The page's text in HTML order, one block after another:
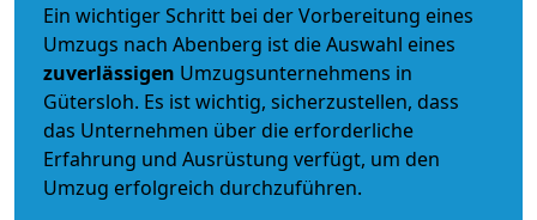
Ein wichtiger Schritt bei der Vorbereitung eines
Umzugs nach Abenberg ist die Auswahl eines
zuverlässigen Umzugsunternehmens in
Gütersloh. Es ist wichtig, sicherzustellen, dass
das Unternehmen über die erforderliche
Erfahrung und Ausrüstung verfügt, um den
Umzug erfolgreich durchzuführen.